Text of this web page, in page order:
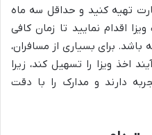
تهیه کنید و حداقل سه ماه
اقدام نمایید تا زمان کافی
باشد. برای بسیاری از مسافران،
اخذ ویزا را تسهیل کند، زیرا
دارند و مدارک را با دقت